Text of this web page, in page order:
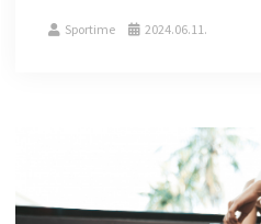
Sportime 2024.06.11.